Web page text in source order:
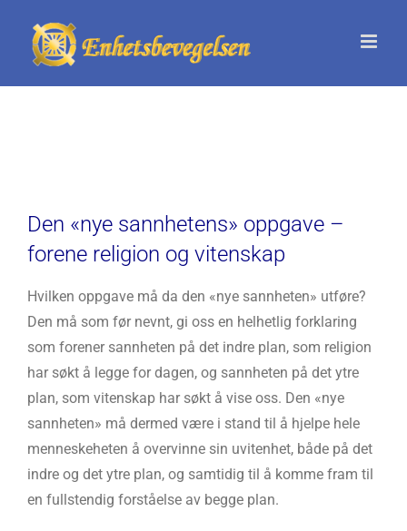
content
Den «nye sannhetens» oppgave –
forene religion og vitenskap
Hvilken oppgave må da den «nye sannheten» utføre?
Den må som før nevnt, gi oss en helhetlig forklaring
som forener sannheten på det indre plan, som religion
har søkt å legge for dagen, og sannheten på det ytre
plan, som vitenskap har søkt å vise oss. Den «nye
sannheten» må dermed være i stand til å hjelpe hele
menneskeheten å overvinne sin uvitenhet, både på det
indre og det ytre plan, og samtidig til å komme fram til
en fullstendig forståelse av begge plan.